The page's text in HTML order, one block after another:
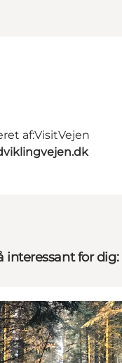
af:VisitVejen
interessant for dig: